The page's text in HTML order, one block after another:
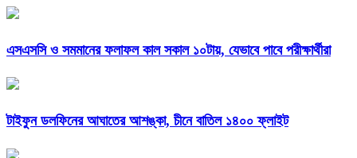
এসএসসি ও সমমানের ফলাফল কাল সকাল ১০টায়, যেভাবে পাবে পরীক্ষার্থীরা
টাইফুন ডলফিনের আঘাতের আশঙ্কা, চীনে বাতিল ১৪০০ ফ্লাইট